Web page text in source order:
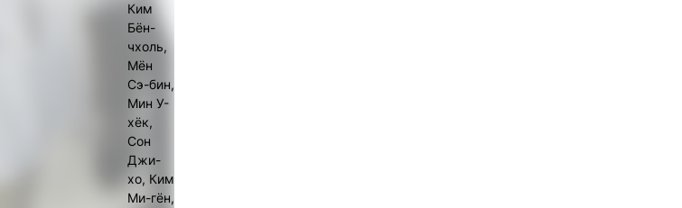
Ким
Бён-
чхоль,
Мён
Сэ-бин,
Мин У-
хёк,
Сон
Джи-
хо, Ким
Ми-гён,